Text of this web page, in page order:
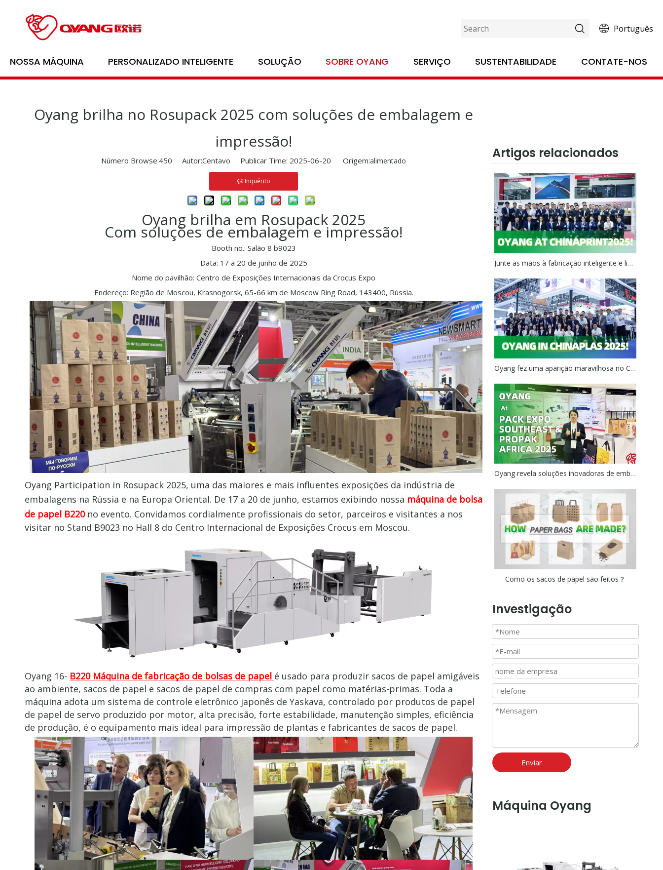
Português
NOSSA MÁQUINA PERSONALIZADO INTELIGENTE SOLUÇÃO SOBRE OYANG SERVIÇO SUSTENTABILIDADE CONTATE-NOS
Oyang brilha no Rosupack 2025 com soluções de embalagem e
impressão!
Número Browse:450 Autor:Centavo Publicar Time: 2025-06-20 Origem:alimentado
Inquérito
Oyang brilha em Rosupack 2025
Com soluções de embalagem e impressão!
Booth no.: Salão 8 b9023
Data: 17 a 20 de junho de 2025
Nome do pavilhão: Centro de Exposições Internacionais da Crocus Expo
Endereço: Região de Moscou, Krasnogorsk, 65-66 km de Moscow Ring Road, 143400, Rússia.
Oyang Participation in Rosupack 2025, uma das maiores e mais influentes exposições da indústria de
embalagens na Rússia e na Europa Oriental. De 17 a 20 de junho, estamos exibindo nossa máquina de bolsa
de papel B220 no evento. Convidamos cordialmente profissionais do setor, parceiros e visitantes a nos
visitar no Stand B9023 no Hall 8 do Centro Internacional de Exposições Crocus em Moscou.
Oyang 16- B220 Máquina de fabricação de bolsas de papel é usado para produzir sacos de papel amigáveis ​​
ao ambiente, sacos de papel e sacos de papel de compras com papel como matérias-primas. Toda a
máquina adota um sistema de controle eletrônico japonês de Yaskava, controlado por produtos de papel
de papel de servo produzido por motor, alta precisão, forte estabilidade, manutenção simples, eficiência
de produção, é o equipamento mais ideal para impressão de plantas e fabricantes de sacos de papel.
Artigos relacionados
Junte as mãos à fabricação inteligente e lidere a indústria em uma nova direção ----- Oyang apareceu em ChinaPrint2025!
Oyang fez uma aparição maravilhosa no Chinaplas 2025, com equipamentos de estrela atraindo muitos globos oculares.
Oyang revela soluções inovadoras de embalagens na Pack Expo Southeast 2025 e Propak Africa 2025
Como os sacos de papel são feitos？
Investigação
Enviar
Máquina Oyang